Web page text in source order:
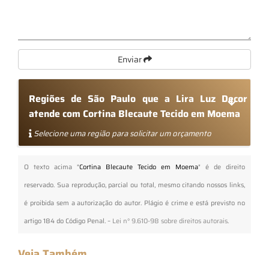
Enviar
Regiões de São Paulo que a Lira Luz Decor
atende com Cortina Blecaute Tecido em Moema
Selecione uma região para solicitar um orçamento
O texto acima "Cortina Blecaute Tecido em Moema" é de direito
reservado. Sua reprodução, parcial ou total, mesmo citando nossos links,
é proibida sem a autorização do autor. Plágio é crime e está previsto no
artigo 184 do Código Penal. – Lei n° 9.610-98 sobre direitos autorais.